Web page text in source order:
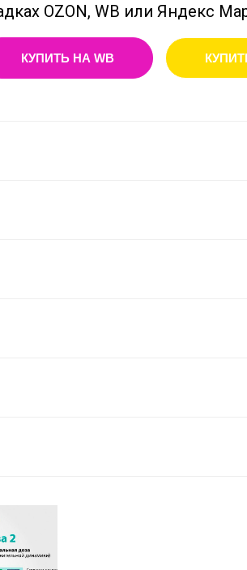
КУПИТЬ НА WB
OZON, WB или Яндекс